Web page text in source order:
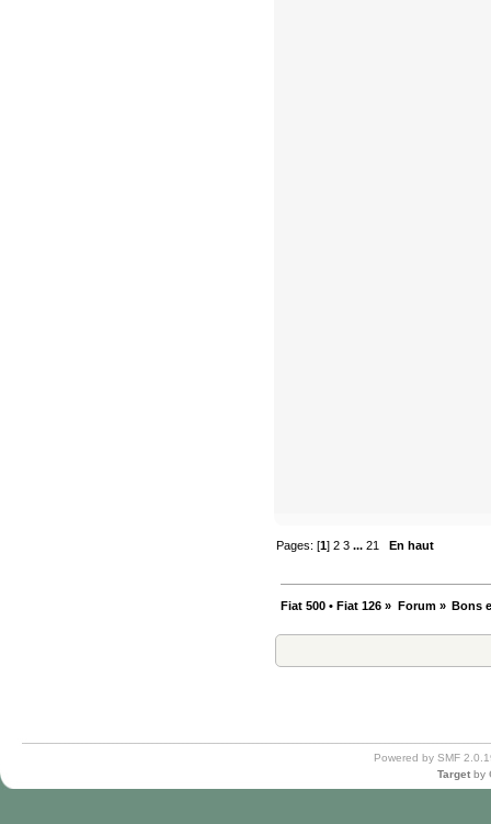
Pages: [1]2 3 ...21 En haut
Fiat 500 • Fiat 126 » Forum» Bons
Powered by SMF
Target by